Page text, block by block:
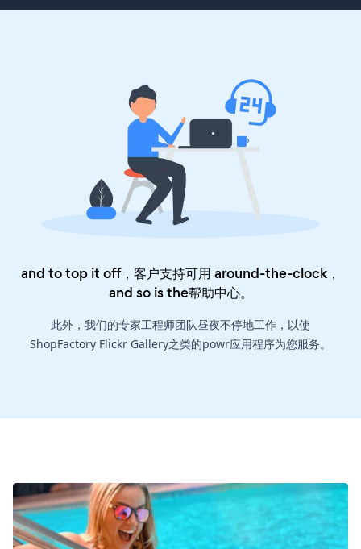
and to top it off，客户支持可用 around-the-clock，
and so is the帮助中心。
此外，我们的专家工程师团队昼夜不停地工作，以使
ShopFactory Flickr Gallery之类的powr应用程序为您服务。